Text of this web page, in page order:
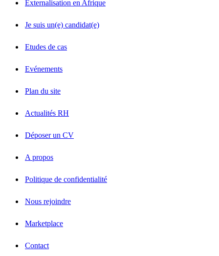
Externalisation en Afrique
Je suis un(e) candidat(e)
Etudes de cas
Evénements
Plan du site
Actualités RH
Déposer un CV
A propos
Politique de confidentialité
Nous rejoindre
Marketplace
Contact